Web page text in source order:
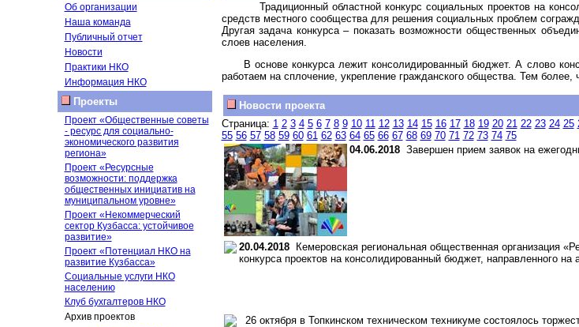
Об организации
Наша команда
Публичный отчет
Новости
Практики НКО
Информация НКО
Проекты
Проект «Общественные советы
- ресурс для социально-
экономического развития
региона»
Проект «Ресурсные
возможности: поддержка
общественных инициатив на
муниципальном уровне»
Проект «Некоммерческий
сектор Кузбасса: устойчивое
развитие»
Проект «Потенциал НКО на
развитие Кузбасса»
Социальные услуги НКО
населению
Клуб бухгалтеров НКО
Архив проектов
Традиционный областной конкурс социальных проектов на
средств местного сообщества для решения социальных проблем
Другая задача конкурса – показать возможности общественных
слоев населения.
В основе конкурса лежит консолидированный бюджет. А слово
работаем на сплочение, укрепление гражданского общества. Тем более,
Новости проекта
Страница: 1 2 3 4 5 6 7 8 9 10 11 12 13 14 15 16 17 18 19 20 21 22 23 24 25
55 56 57 58 59 60 61 62 63 64 65 66 67 68 69 70 71 72 73 74 75
04.06.2018Завершен прием заявок на
20.04.2018Кемеровская региональная общественная организация
конкурса проектов на консолидированный бюджет, направленного на
26 октября в Топкинском техническом техникуме состоялось